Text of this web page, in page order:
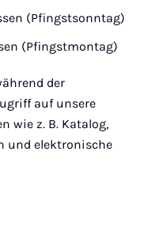
(Pfingstsonntag)
(Pfingstmontag)
der
auf unsere
wie z. B. Katalog,
und elektronische